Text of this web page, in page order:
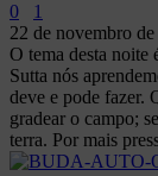
0
1
22 de novembro
O tema desta
Sutta nós
deve e pode fazer.
gradear o campo;
terra. Por mais